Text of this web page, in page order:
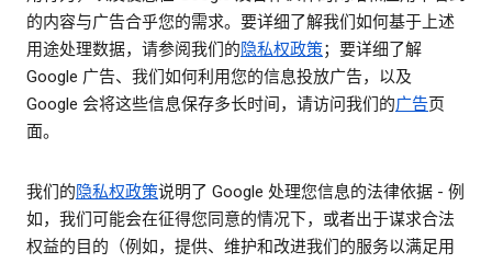
的内容与广告合乎您的需求。要详细了解我们如何基于上述
用途处理数据，请参阅我们的隐私权政策；要详细了解
Google 广告、我们如何利用您的信息投放广告，以及
Google 会将这些信息保存多长时间，请访问我们的广告页
面。
我们的隐私权政策说明了 Google 处理您信息的法律依据 - 例
如，我们可能会在征得您同意的情况下，或者出于谋求合法
权益的目的（例如，提供、维护和改进我们的服务以满足用